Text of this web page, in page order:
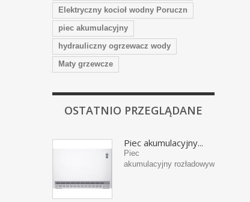
Elektryczny kocioł wodny Poruczn
piec akumulacyjny
hydrauliczny ogrzewacz wody
Maty grzewcze
OSTATNIO PRZEGLĄDANE
Piec akumulacyjny...
Piec
akumulacyjny rozładowywany...